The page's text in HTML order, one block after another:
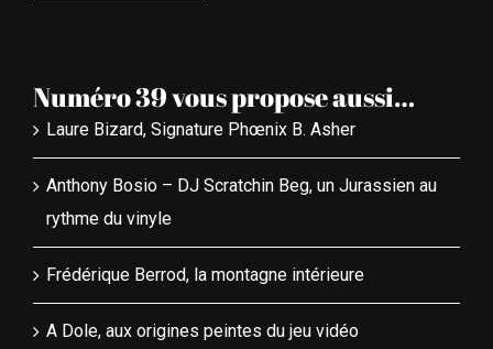
Laure Bizard, Signature Phœnix B. Asher
Anthony Bosio – DJ Scratchin Beg, un Jurassien au
rythme du vinyle
Frédérique Berrod, la montagne intérieure
A Dole, aux origines peintes du jeu vidéo